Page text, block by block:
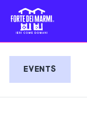
EVENTS
EVENTS